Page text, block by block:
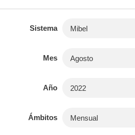
Sistema
Mes
Año
Ámbitos